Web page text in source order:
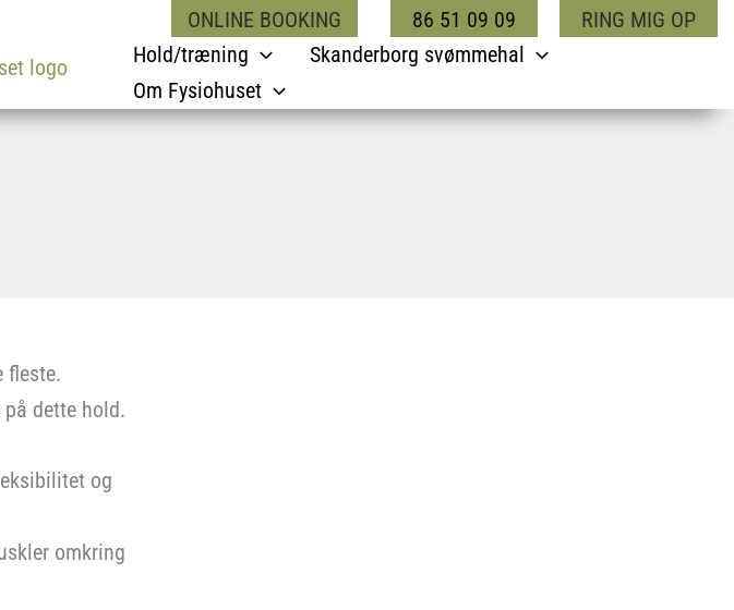
ONLINE BOOKING 86 51 09 09 RING MIG OP
Hold/træning
Skanderborg svømmehal
Om Fysiohuset
fleste.
dette hold.
og
omkring